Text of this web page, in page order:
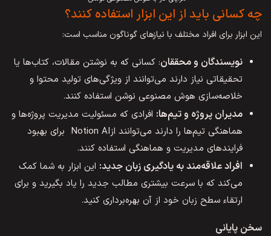
چه کسانی باید از این ابزار استفاده کنند؟
این ابزار برای افراد مختلف با نیازهای گوناگون مناسب است:
نویسندگان و محققان: کسانی که به نوشتن مقالات، کتاب‌ها یا
تحقیقاتی نیاز دارند می‌توانند از ویژگی‌های تولید محتوا و
خلاصه‌سازی هوش مصنوعی نوشن استفاده کنند.
مدیران پروژه و تیمها: افرادی که مسئولیت مدیریت پروژه‌ها و
هماهنگی تیم‌ها را دارند می‌توانند ازNotion AI برای بهبود
فرایندهای مدیریت و هماهنگی استفاده کنند.
افراد علاقه‌مند به یادگیری زبان جدید: این ابزار به شما کمک
می‌کند که با سرعت بیشتری مطالب جدید را یاد بگیرید و برای
ارتقاء سطح زبان خود از آن بهره‌برداری کنید.
سخن پایانی